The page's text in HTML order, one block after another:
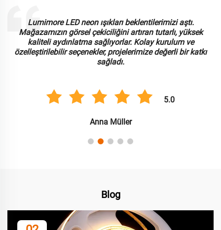
Lumimore ile çalışmak harika bir deneyim oldu. LED neon
ışıkları dayanıklı ve mükemmel parlaklık sunuyor.
Uyarlanabilirlik ve kullanım kolaylığını takdir ediyoruz, bu
da birden fazla ticari uygulama için kurulum sürecimizi
kolaylaştırdı.
5.0
Carlos González
Blog